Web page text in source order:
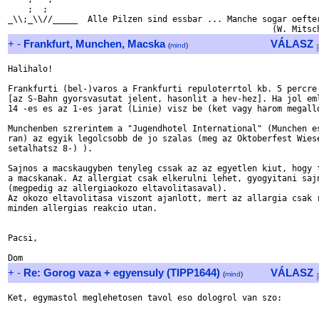
    ;  ;
_\\;_\\//_____  Alle Pilzen sind essbar ... Manche sogar
+ - Frankfurt, Munchen, Macska (mind) VÁLASZ
Halihalo!
Frankfurti (bel-)varos a Frankfurti repuloterrtol kb. 5 percre
[az S-Bahn gyorsvasutat jelent, hasonlit a hev-hez]. Ha jol
14 -es es az 1-es jarat (Linie) visz be (ket vagy harom
Munchenben szrerintem a "Jugendhotel International" (Munchen
ran) az egyik legolcsobb de jo szalas (meg az Oktoberfest
setalhatsz 8-) ).
Sajnos a macskaugyben tenyleg cssak az az egyetlen kiut,
a macskanak. Az allergiat csak elkerulni lehet, gyogyitani
(megpedig az allergiaokozo eltavolitasaval).
Az okozo eltavolitasa viszont ajanlott, mert az allargia csak
minden allergias reakcio utan.
Pacsi,
+ - Re: Gorog vaza + egyensuly (TIPP1644) (mind) VÁLASZ
Ket, egymastol meglehetosen tavol eso dologrol van szo: